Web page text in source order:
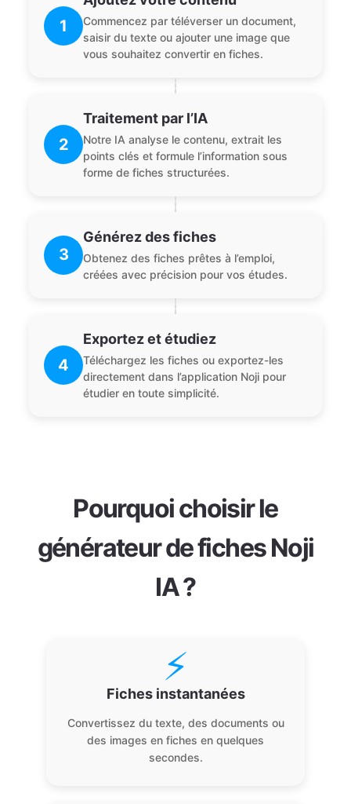
1
Commencez par téléverser un document,
saisir du texte ou ajouter une image que
vous souhaitez convertir en fiches.
2
Traitement par l’IA
Notre IA analyse le contenu, extrait les
points clés et formule l’information sous
forme de fiches structurées.
3
Générez des fiches
Obtenez des fiches prêtes à l’emploi,
créées avec précision pour vos études.
4
Exportez et étudiez
Téléchargez les fiches ou exportez-les
directement dans l’application Noji pour
étudier en toute simplicité.
Pourquoi choisir le
générateur de fiches Noji
IA ?
⚡
Fiches instantanées
Convertissez du texte, des documents ou
des images en fiches en quelques
secondes.